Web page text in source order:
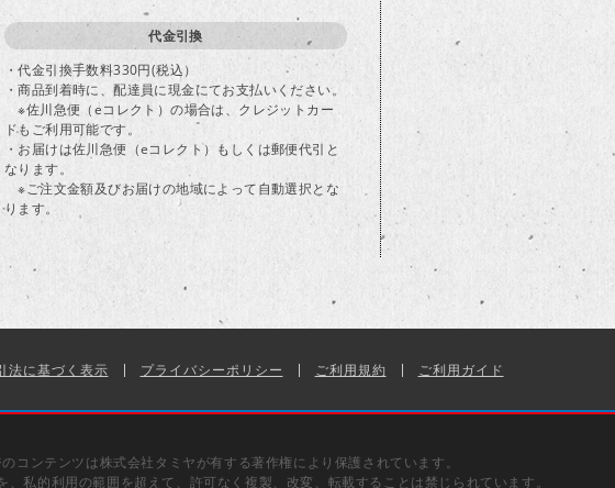
代金引換
・代金引換手数料330円(税込）
・商品到着時に、配達員に現金にてお支払いください。
※佐川急便（eコレクト）の場合は、クレジットカー
ドもご利用可能です。
・お届けは佐川急便（eコレクト）もしくは郵便代引と
なります。
※ご注文金額及びお届けの地域によって自動選択とな
ります。
法に基づく表示 プライバシーポリシー ご利用規約 ご利用ガイド
コンテンツは株式会社タミヤが有する著作権により保護されています。
私的利用の範囲を超えて、許可なく複製、改変、転載することは禁じられています。